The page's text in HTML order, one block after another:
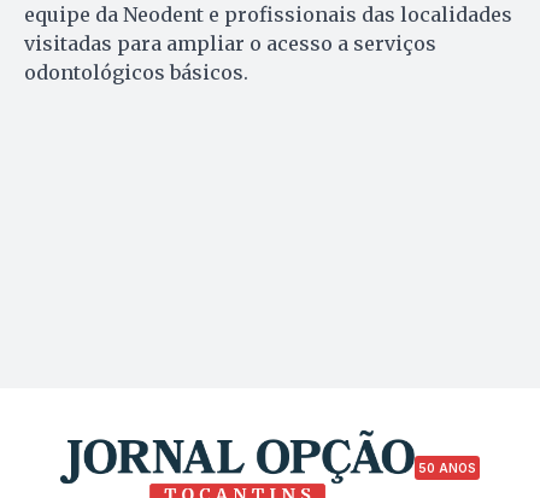
equipe da Neodent e profissionais das localidades
visitadas para ampliar o acesso a serviços
odontológicos básicos.
50 ANOS